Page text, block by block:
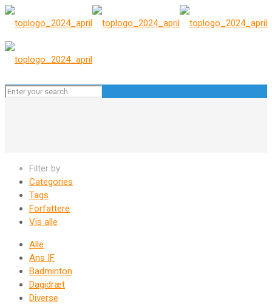
Filter by
Categories
Tags
Forfattere
Vis alle
Alle
Ans IF
Badminton
Dagidræt
Diverse